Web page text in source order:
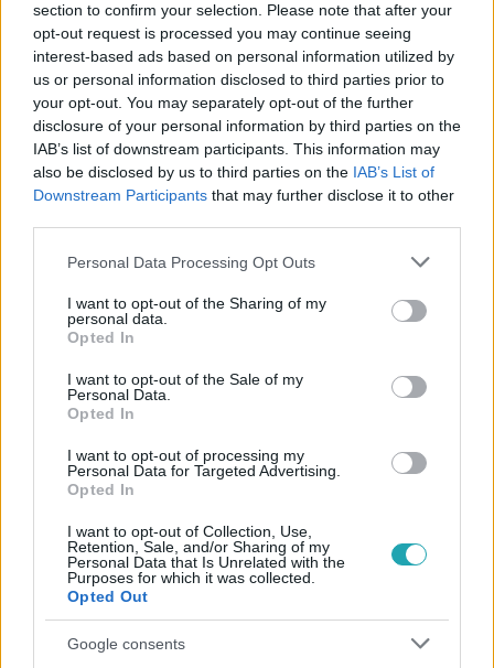
section to confirm your selection. Please note that after your
opt-out request is processed you may continue seeing
interest-based ads based on personal information utilized by
us or personal information disclosed to third parties prior to
your opt-out. You may separately opt-out of the further
disclosure of your personal information by third parties on the
IAB’s list of downstream participants. This information may
also be disclosed by us to third parties on the IAB’s List of
Downstream Participants that may further disclose it to other
Please note that this website/app uses one or more Google
not limited to your visit or usage behaviour. You may click to
grant or deny consent to Google and its third-party tags to
use your data for below specified purposes in below Google
consent section.
Personal Data Processing Opt Outs
I want to opt-out of the Sharing of my
personal data.
Opted In
I want to opt-out of the Sale of my
Personal Data.
Opted In
I want to opt-out of processing my
Personal Data for Targeted Advertising.
Opted In
I want to opt-out of Collection, Use,
Retention, Sale, and/or Sharing of my
Personal Data that Is Unrelated with the
Purposes for which it was collected.
Opted Out
Google consents
#KÜLFÖLD #PÉNISZ #FOTÓ #ZAMBIA
# NEMZETI BANK #HACKER #TÁMADÁS
Népszerű